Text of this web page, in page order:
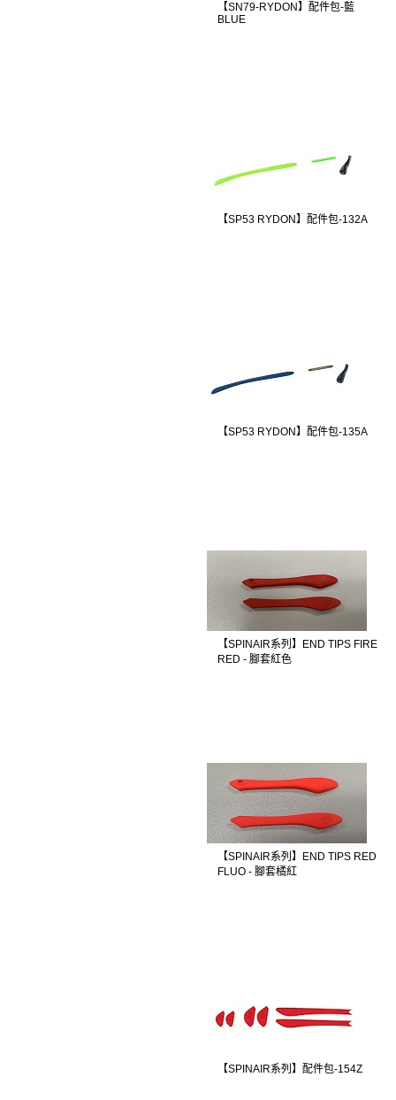
【SN79-RYDON】配件包-藍
BLUE
【SP53 RYDON】配件包-132A
【SP53 RYDON】配件包-135A
【SPINAIR系列】END TIPS FIRE
RED - 腳套紅色
【SPINAIR系列】END TIPS RED
FLUO - 腳套橘紅
【SPINAIR系列】配件包-154Z